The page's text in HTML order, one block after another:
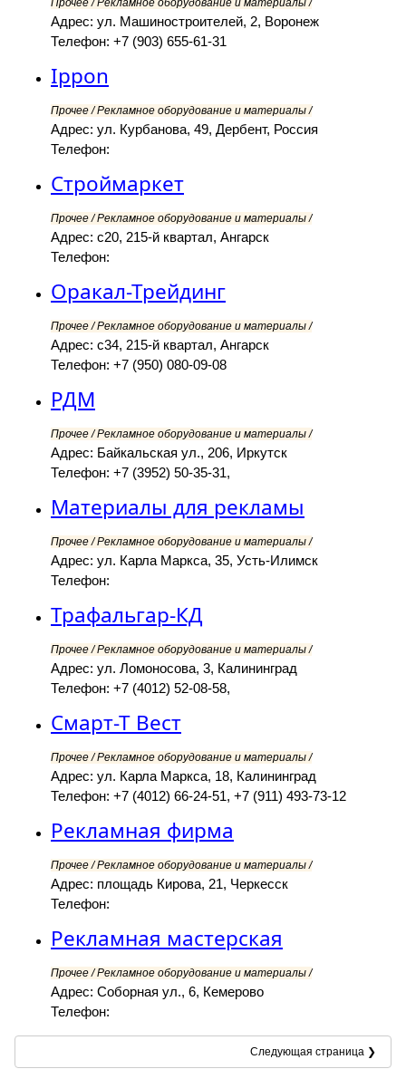
Прочее / Рекламное оборудование и материалы /
Адрес: ул. Машиностроителей, 2, Воронеж
Телефон: +7 (903) 655-61-31
Ippon
Прочее / Рекламное оборудование и материалы /
Адрес: ул. Курбанова, 49, Дербент, Россия
Телефон:
Строймаркет
Прочее / Рекламное оборудование и материалы /
Адрес: с20, 215-й квартал, Ангарск
Телефон:
Оракал-Трейдинг
Прочее / Рекламное оборудование и материалы /
Адрес: с34, 215-й квартал, Ангарск
Телефон: +7 (950) 080-09-08
РДМ
Прочее / Рекламное оборудование и материалы /
Адрес: Байкальская ул., 206, Иркутск
Телефон: +7 (3952) 50-35-31,
Материалы для рекламы
Прочее / Рекламное оборудование и материалы /
Адрес: ул. Карла Маркса, 35, Усть-Илимск
Телефон:
Трафальгар-КД
Прочее / Рекламное оборудование и материалы /
Адрес: ул. Ломоносова, 3, Калининград
Телефон: +7 (4012) 52-08-58,
Смарт-Т Вест
Прочее / Рекламное оборудование и материалы /
Адрес: ул. Карла Маркса, 18, Калининград
Телефон: +7 (4012) 66-24-51, +7 (911) 493-73-12
Рекламная фирма
Прочее / Рекламное оборудование и материалы /
Адрес: площадь Кирова, 21, Черкесск
Телефон:
Рекламная мастерская
Прочее / Рекламное оборудование и материалы /
Адрес: Соборная ул., 6, Кемерово
Телефон:
Следующая страница ❯